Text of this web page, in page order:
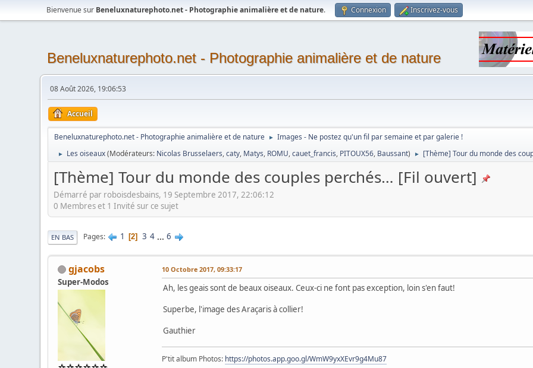
Bienvenue sur Beneluxnaturephoto.net - Photographie animalière et de nature. Connexion Inscrivez-vous
Beneluxnaturephoto.net - Photographie animalière et de nature
08 Août 2026, 19:06:53
Accueil
Beneluxnaturephoto.net - Photographie animalière et de nature ► Images - Ne postez qu'un fil par semaine et par galerie !
► Les oiseaux(Modérateurs: Nicolas Brusselaers,caty, Matys, ROMU,cauet_francis, PITOUX56, Baussant) ► [Thème] Tour du monde des
[Thème] Tour du monde des couples perchés… [Fil ouvert]
Démarré par roboisdesbains, 19 Septembre 2017, 22:06:12
0 Membres et 1 Invité sur ce sujet
EN BAS Pages 1 2 3 4 ... 6
gjacobs
Super-Modos
10 Octobre 2017, 09:33:17
Ah, les geais sont de beaux oiseaux. Ceux-ci ne font pas exception, loin s'en faut!
Superbe, l'image des Araçaris à collier!
Gauthier
P'tit album Photos: https://photos.app.goo.gl/WmW9yxXEvr9g4Mu87